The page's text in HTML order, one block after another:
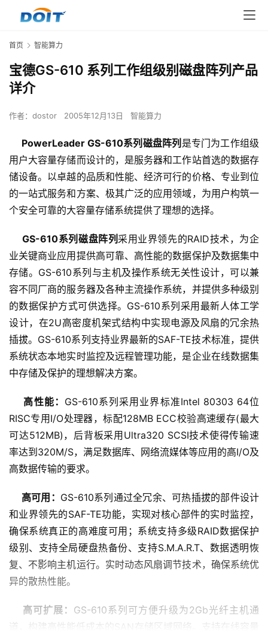
首页 智能算力
宝德GS-610 系列工作组级别磁盘阵列产品
详介
作者： dostor 2005年12月13日 智能算力
PowerLeader GS-610系列磁盘阵列 是专门为工作组级
用户大容量存储而设计的，是服务器和工作站首选的数据存
储设备。以卓越的品质和性能、经济可行的价格、专业到位
的一站式服务和方案、极其广泛的应用领域，为用户构筑一
个安全可靠的大容量存储系统提供了理想的选择。
GS-610系列磁盘阵列 采用业界领先的RAID技术，为企
业关键商业应用提供高可靠、高性能的数据保护及数据集中
存储。GS-610系列与主机及操作系统无关性设计，可以兼
容不同厂商的服务器及各种主流操作系统，并提供多种级别
的数据保护方式可供选择。GS-610系列采用最新人体工学
设计，在2U高密度机架式结构中实现电源及风扇的冗余热
插拔。GS-610系列支持业界最新的SAF-TE技术标准，提供
系统状态本地实时监控及远程管理功能，是企业在线数据集
中存储及保护的理想解决方案。
高性能： GS-610系列采用业界标准Intel 80303 64位
RISC专用I/O处理器，标配128MB ECC校验高速缓存(最大
可达512MB)，后背板采用Ultra320 SCSI技术使得传输速
率达到320M/S，满足数据库、网络流媒体等应用的高I/O及
高数据传输的要求。
高可用： GS-610系列通过全冗余、可热插拔的部件设计
和业界领先的SAF-TE功能，实现对核心部件的实时监控，
确保系统真正的高难度可用；系统支持多级RAID数据保护
级别、支持全局硬盘热备份、支持S.M.A.R.T、数据透明恢
复、不影响主机运行。实时动态风扇调节技术，确保系统优
异的散热性能。
高可扩展： GS-610系列可方便升级为2Gb光纤主机通
道，构建高性能低成本的SAN存储区域网络。支持在线容量